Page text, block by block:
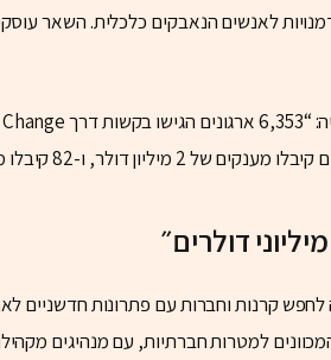
לאנשים הנאבקים כלכלית. השאר
דולרים״
קרנות וחברות עם פתרונות חדשניים
למטרות חברתיות, עם מנהיגים